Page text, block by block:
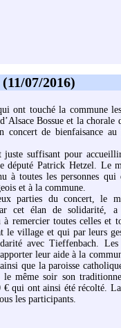
07/2016)
ont touché la commune
Bossue et la chorale
concert de bienfaisance
suffisant pour
député Patrick Hetzel. Le
à toutes les personnes qui
et à la commune.
parties du concert, le
cet élan de solidarité, a
à remercier toutes celles et
le village et qui par leurs
avec Tieffenbach. Les
leur aide à la
que la paroisse
même soir son
€ qui ont ainsi été récolté.
les participants.